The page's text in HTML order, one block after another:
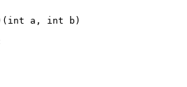
int a, int
b)